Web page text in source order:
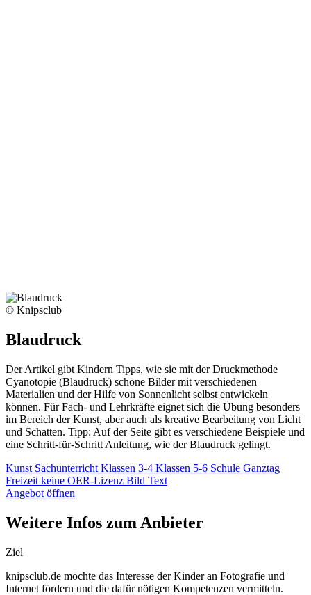
© Knipsclub
Blaudruck
Der Artikel gibt Kindern Tipps, wie sie mit der Druckmethode
Cyanotopie (Blaudruck) schöne Bilder mit verschiedenen
Materialien und der Hilfe von Sonnenlicht selbst entwickeln
können. Für Fach- und Lehrkräfte eignet sich die Übung besonders
im Bereich der Kunst, aber auch als kreative Bearbeitung von Licht
und Schatten. Tipp: Auf der Seite gibt es verschiedene Beispiele und
eine Schritt-für-Schritt Anleitung, wie der Blaudruck gelingt.
Kunst Sachunterricht Klassen 3-4 Klassen 5-6 Schule Ganztag
Freizeit keine OER-Lizenz Bild Text
Angebot öffnen
Weitere Infos zum Anbieter
Ziel
knipsclub.de möchte das Interesse der Kinder an Fotografie und
Internet fördern und die dafür nötigen Kompetenzen vermitteln.